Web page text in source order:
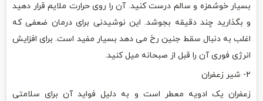
بسیار خوشمزه و سالم درست کنید. آن را روی حرارت ملایم قرار دهید
و بگذارید چند دقیقه بجوشد. این نوشیدنی برای درمان ضعفی که
اغلب به دنبال سقط جنین رخ می دهد بسیار مفید است. برای افزایش
انرژی فوری آن را قبل از صبحانه میل کنید.
۲- شیر زعفران
زعفران یک ادویه معطر است و به دلیل فواید آن برای سلامتی